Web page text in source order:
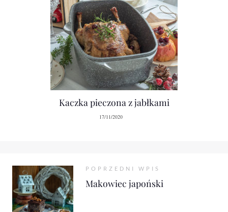
Kaczka pieczona z jabłkami
17/11/2020
POPRZEDNI WPIS
Makowiec japoński